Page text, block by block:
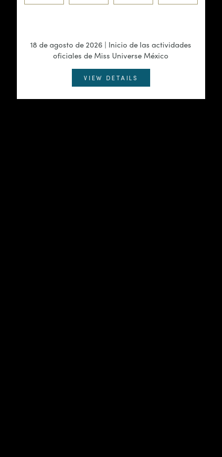
18 de agosto de 2026 | Inicio de las actividades
oficiales de Miss Universe México
VIEW DETAILS